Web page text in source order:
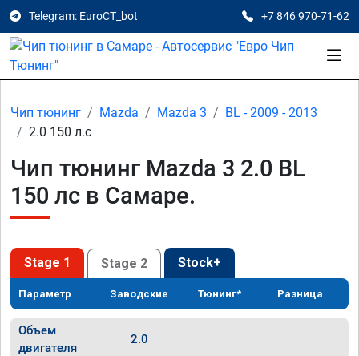
Telegram: EuroCT_bot +7 846 970-71-62
Чип тюнинг Mazda Mazda 3
BL - 2009 - 2013
2.0 150 л.с
Чип тюнинг Mazda 3 2.0 BL
150 лс в Самаре.
Stage 1 Stage 2 Stock+
Параметр Заводские Тюнинг* Разница
Объем
двигателя
2.0